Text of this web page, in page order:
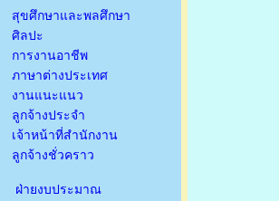
สุขศึกษาและพลศึกษา
ศิลปะ
การงานอาชีพ
ภาษาต่างประเทศ
งานแนะแนว
ลูกจ้างประจำ
เจ้าหน้าที่สำนักงาน
ลูกจ้างชั่วคราว
ฝ่ายงบประมาณ